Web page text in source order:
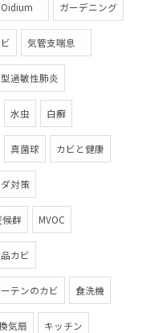
Oidium ガーデニング
気管支喘息
過敏性肺炎
水虫 白癬
真菌球 カビと健康
対策
候群 MVOC
カビ
テンのカビ 食洗機
気扇 キッチン